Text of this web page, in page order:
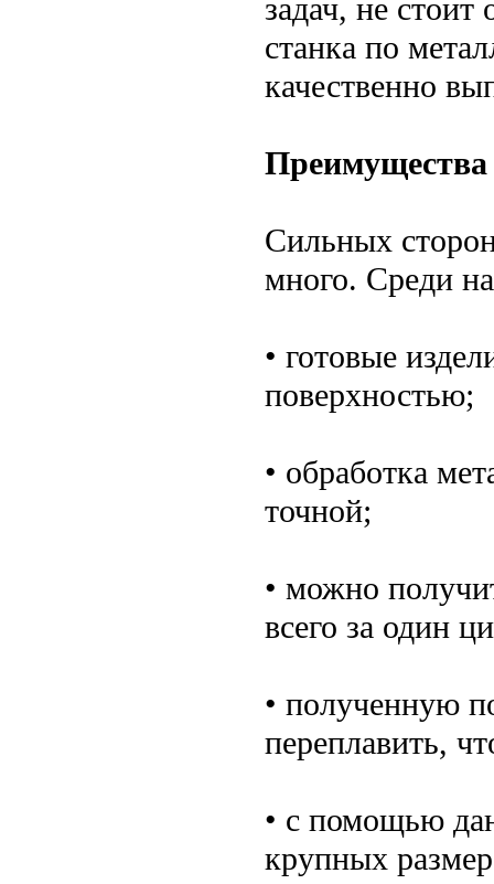
задач, не стоит
станка по
качественно
Преимущества
Сильных
много. Среди
• готовые
поверхностью;
• обработка
точной;
• можно
всего за один
• полученную
переплавить,
• с помощью
крупных